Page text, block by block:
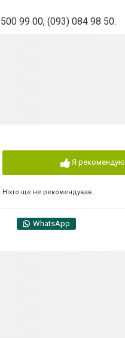
99 00, (093) 084 98 50.
Я рекомендую
Ніхто ще не рекомендував
WhatsApp